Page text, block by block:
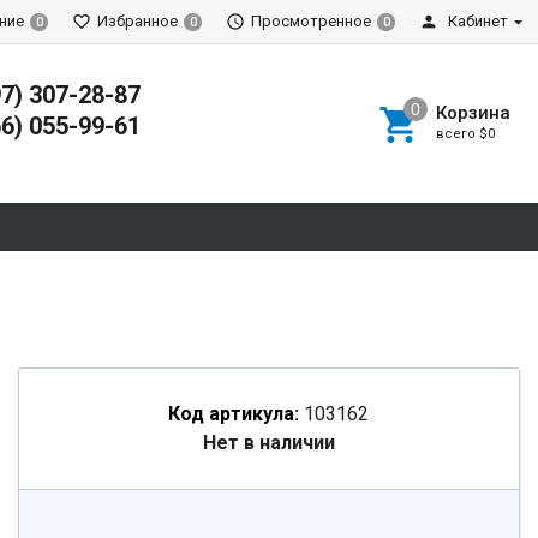
0 Избранное 0 Просмотренное 0 Кабинет
307-28-87
055-99-61
Корзина
всего $0
Код артикула: 103162
Нет в наличии